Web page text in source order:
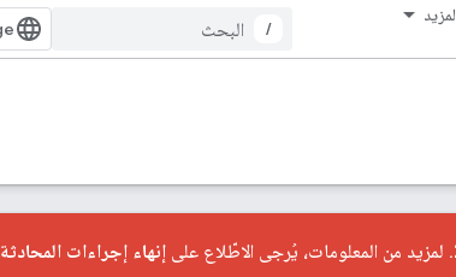
/
إنهاء إجراءات المحادثة